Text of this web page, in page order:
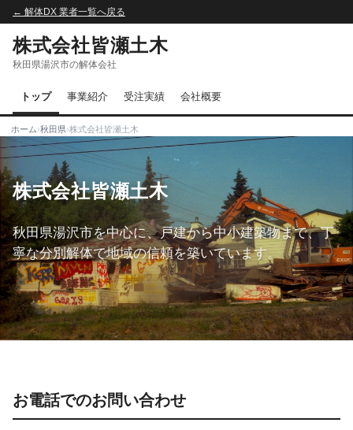
← 解体DX 業者一覧へ戻る
株式会社皆瀬土木
秋田県湯沢市の解体会社
トップ 事業紹介 受注実績 会社概要
ホーム›秋田県›株式会社皆瀬土木
株式会社皆瀬土木
秋田県湯沢市を中心に、戸建から中小建築物まで、丁
寧な分別解体で地域の信頼を築いています。
お電話でのお問い合わせ